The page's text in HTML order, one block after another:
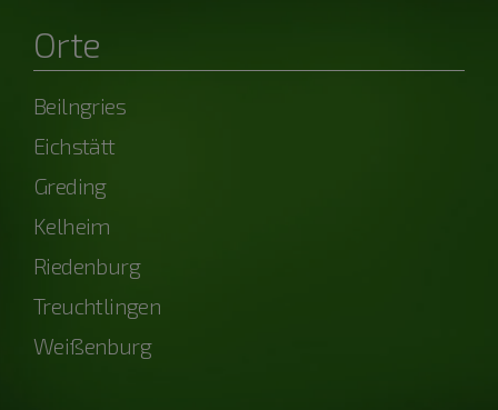
Orte
Beilngries
Eichstätt
Greding
Kelheim
Riedenburg
Treuchtlingen
Weißenburg